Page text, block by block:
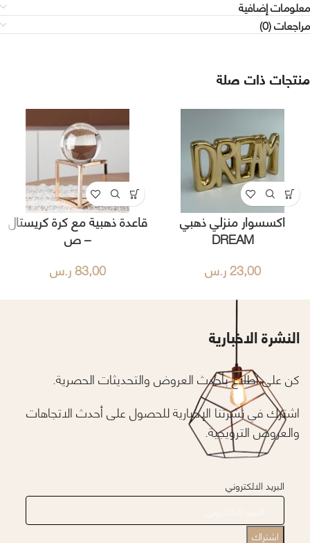
معلومات إضافية
مراجعات (0)
منتجات ذات صلة
اكسسوار منزلي ذهبي
DREAM
23,00ر.س
قاعدة ذهبية مع كرة كريستال
– ص
83,00ر.س
النشرة الاخبارية
كن على اطلاع بأحدث العروض والتحديثات الحصرية.
اشترك في نشرتنا الإخبارية للحصول على أحدث الاتجاهات
والعروض الترويجية.
البريد الالكتروني